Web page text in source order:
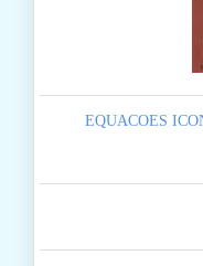
EQUACOES